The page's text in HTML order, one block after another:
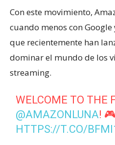
Con este movimiento,
cuando menos con
que recientemente han
dominar el mundo de los
streaming.
WELCOME TO THE
@AMAZONLUNA!
HTTPS://T.CO/